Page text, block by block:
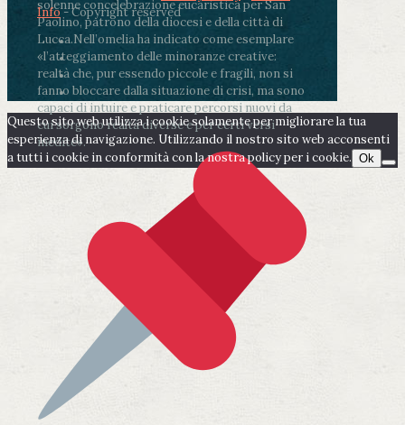
solenne concelebrazione eucaristica per San
Paolino, patrono della diocesi e della città di
Lucca.Nell’omelia ha indicato come esemplare
«l’atteggiamento delle minoranze creative:
realtà che, pur essendo piccole e fragili, non si
fanno bloccare dalla situazione di crisi, ma sono
capaci di intuire e praticare percorsi nuovi da
cui sorgono realtà diverse e per certi versi
inedite».
Info- Copyright reserved
Questo sito web utilizza i cookie solamente per migliorare la tua
esperienza di navigazione. Utilizzando il nostro sito web acconsenti
a tutti i cookie in conformità con la nostra policy per i cookie. Ok